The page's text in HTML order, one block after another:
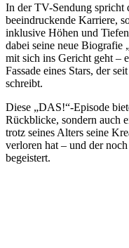
In der TV-Sendung spricht
beeindruckende Karriere,
inklusive Höhen und
dabei seine neue
mit sich ins Gericht geht –
Fassade eines Stars, der
schreibt.
Diese „DAS!“-Episode
Rückblicke, sondern auch
trotz seines Alters seine
verloren hat – und der
begeistert.